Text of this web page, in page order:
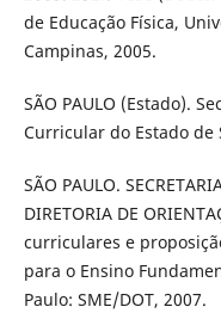
de Educação Física,
Campinas, 2005.
SÃO PAULO (Estado).
Curricular do Estado de
SÃO PAULO.
DIRETORIA DE
curriculares e
para o Ensino
Paulo: SME/DOT, 2007.